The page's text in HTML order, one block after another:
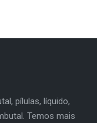
pílulas, líquido,
Temos mais